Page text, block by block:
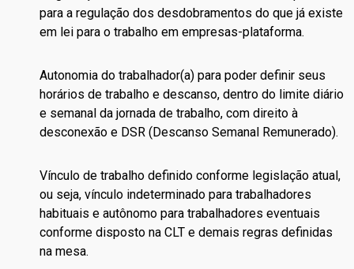
para a regulação dos desdobramentos do que já existe
em lei para o trabalho em empresas-plataforma.
Autonomia do trabalhador(a) para poder definir seus
horários de trabalho e descanso, dentro do limite diário
e semanal da jornada de trabalho, com direito à
desconexão e DSR (Descanso Semanal Remunerado).
Vínculo de trabalho definido conforme legislação atual,
ou seja, vínculo indeterminado para trabalhadores
habituais e autônomo para trabalhadores eventuais
conforme disposto na CLT e demais regras definidas
na mesa.